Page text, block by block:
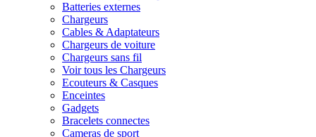
Batteries externes
Chargeurs
Cables & Adaptateurs
Chargeurs de voiture
Chargeurs sans fil
Voir tous les Chargeurs
Ecouteurs & Casques
Enceintes
Gadgets
Bracelets connectes
Cameras de sport